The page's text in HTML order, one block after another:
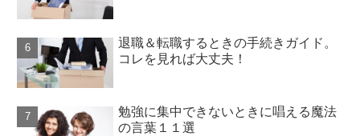
退職＆転職するときの手続きガイド。
コレを見れば大丈夫！
勉強に集中できないときに唱える魔法
の言葉１１選